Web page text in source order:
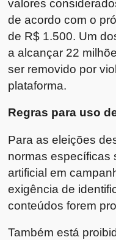
valores
de acordo com o
de R$ 1.500. Um
a alcançar 22
ser removido por
plataforma.
Regras para uso
Para as eleições
normas específicas
artificial em
exigência de
conteúdos forem
Também está